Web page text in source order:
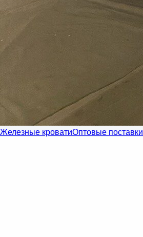
Железные кроватиОптовые поставки